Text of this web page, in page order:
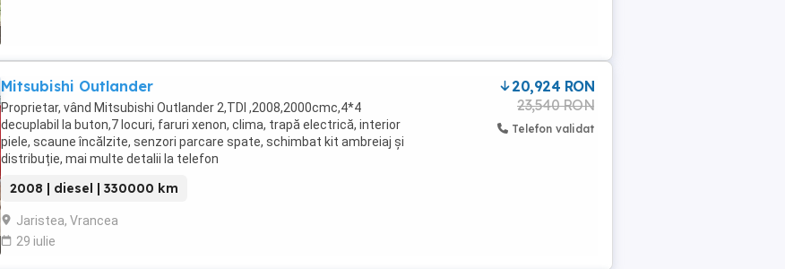
Mitsubishi Outlander
Proprietar, vând Mitsubishi Outlander 2,TDI ,2008,2000cmc,4*4
decuplabil la buton,7 locuri, faruri xenon, clima, trapă electrică, interior
piele, scaune încălzite, senzori parcare spate, schimbat kit ambreiaj și
distribuție, mai multe detalii la telefon
2008 | diesel | 330000 km
Jaristea, Vrancea
29 iulie
20,924 RON
23,540 RON
Telefon validat